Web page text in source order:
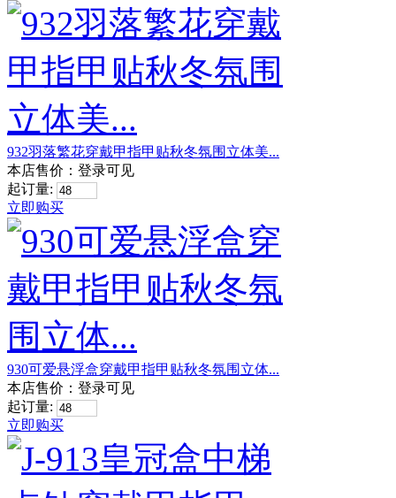
932羽落繁花穿戴甲指甲贴秋冬氛围立体美...
本店售价： 登录可见
起订量:
立即购买
930可爱悬浮盒穿戴甲指甲贴秋冬氛围立体...
本店售价： 登录可见
起订量:
立即购买